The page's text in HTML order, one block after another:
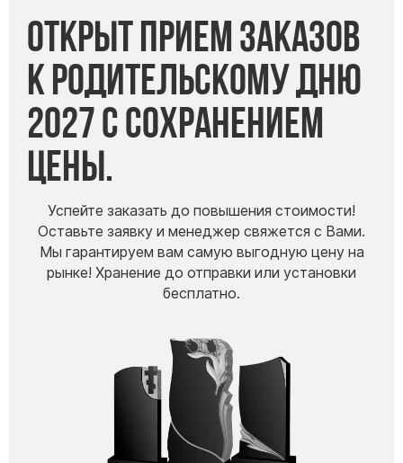
Открыт прием заказов
к Родительскому дню
2027 с сохранением
цены.
Успейте заказать до повышения стоимости!
Оставьте заявку и менеджер свяжется с Вами.
Мы гарантируем вам самую выгодную цену на
рынке! Хранение до отправки или установки
бесплатно.